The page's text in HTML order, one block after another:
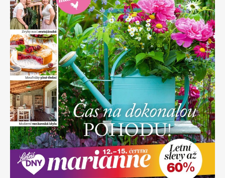
Apetit
Svět ženy
Marianne Bydlení
Marianne Venkov & styl